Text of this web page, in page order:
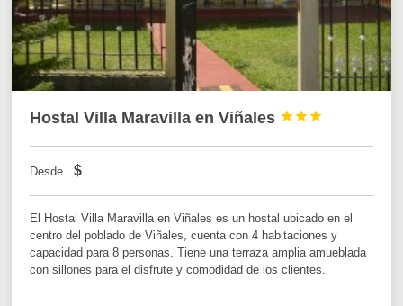
Hostal Villa Maravilla en Viñales 


Desde $
El Hostal Villa Maravilla en Viñales es un hostal ubicado en el
centro del poblado de Viñales, cuenta con 4 habitaciones y
capacidad para 8 personas. Tiene una terraza amplia amueblada
con sillones para el disfrute y comodidad de los clientes.